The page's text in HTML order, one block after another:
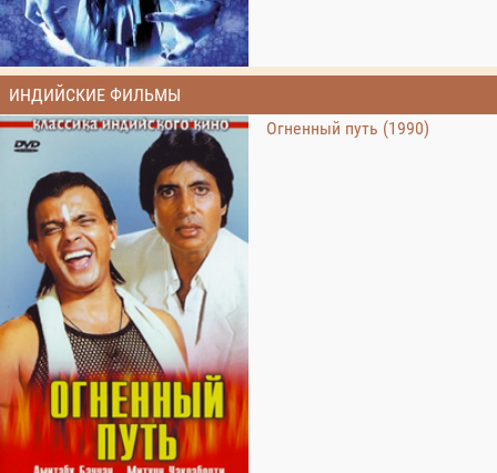
ИНДИЙСКИЕ ФИЛЬМЫ
Огненный путь (1990)